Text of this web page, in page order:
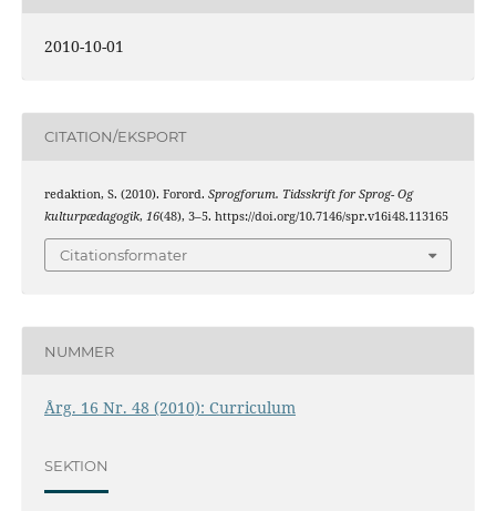
2010-10-01
CITATION/EKSPORT
redaktion, S. (2010). Forord. Sprogforum. Tidsskrift for Sprog- Og
kulturpædagogik, 16(48), 3–5. https://doi.org/10.7146/spr.v16i48.113165
Citationsformater
NUMMER
Årg. 16 Nr. 48 (2010): Curriculum
SEKTION